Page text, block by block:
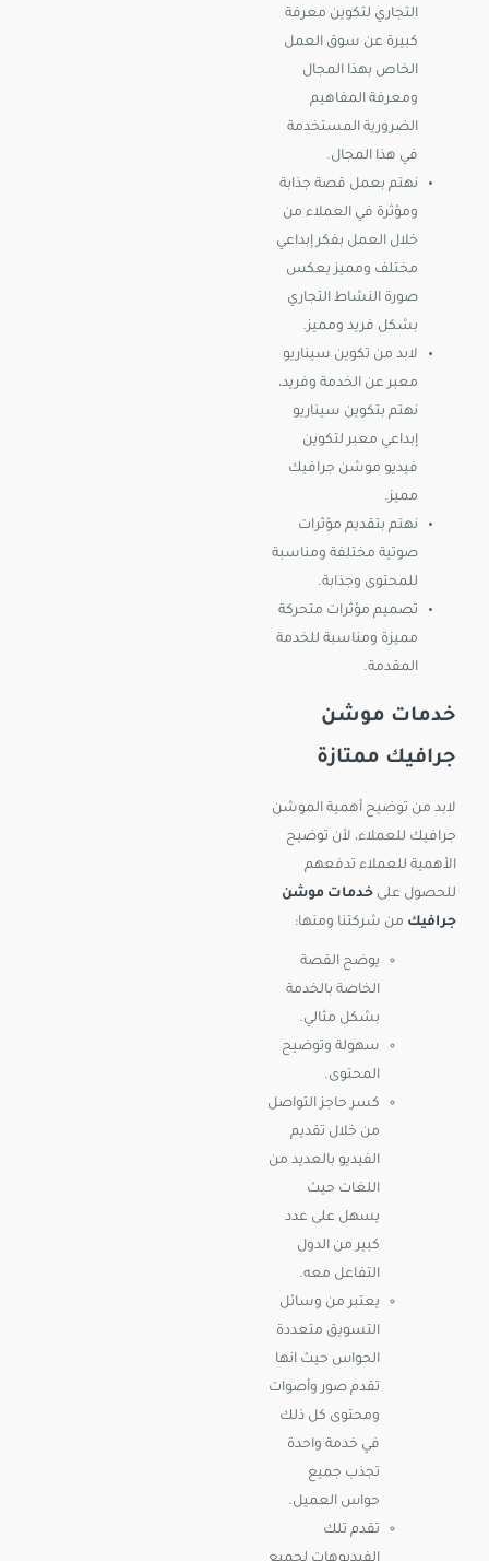
التجاري لتكوين معرفة
كبيرة عن سوق العمل
الخاص بهذا المجال
ومعرفة المفاهيم
الضرورية المستخدمة
في هذا المجال.
نهتم بعمل قصة جذابة
ومؤثرة في العملاء من
خلال العمل بفكر إبداعي
مختلف ومميز يعكس
صورة النشاط التجاري
بشكل فريد ومميز.
لابد من تكوين سيناريو
معبر عن الخدمة وفريد،
نهتم بتكوين سيناريو
إبداعي معبر لتكوين
فيديو موشن جرافيك
مميز.
نهتم بتقديم مؤثرات
صوتية مختلفة ومناسبة
للمحتوى وجذابة.
تصميم مؤثرات متحركة
مميزة ومناسبة للخدمة
المقدمة.
خدمات موشن
جرافيك ممتازة
لابد من توضيح أهمية الموشن
جرافيك للعملاء، لأن توضيح
الأهمية للعملاء تدفعهم
للحصول على خدمات موشن
جرافيك من شركتنا ومنها:
يوضح القصة
الخاصة بالخدمة
بشكل مثالي.
سهولة وتوضيح
المحتوى.
كسر حاجز التواصل
من خلال تقديم
الفيديو بالعديد من
اللغات حيث
يسهل على عدد
كبير من الدول
التفاعل معه.
يعتبر من وسائل
التسويق متعددة
الحواس حيث انها
تقدم صور وأصوات
ومحتوى كل ذلك
في خدمة واحدة
تجذب جميع
حواس العميل.
تقدم تلك